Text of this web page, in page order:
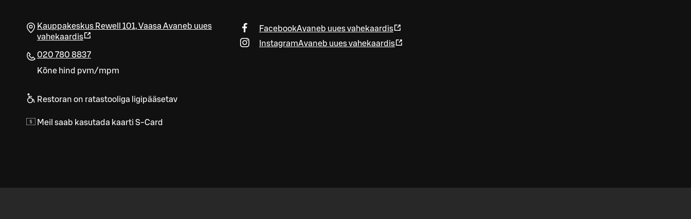
Kauppakeskus Rewell 101,Vaasa Avaneb uues
vahekaardis
020 780 8837
Kõne hind pvm/mpm
Restoran on ratastooliga ligipääsetav
Meil saab kasutada kaarti S-Card
FacebookAvaneb uues vahekaardis
InstagramAvaneb uues vahekaardis